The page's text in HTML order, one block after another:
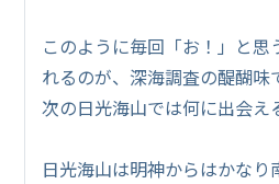
このように毎回「お！」と
れるのが、深海調査の醍醐味
次の日光海山では何に出会え
日光海山は明神からはかな